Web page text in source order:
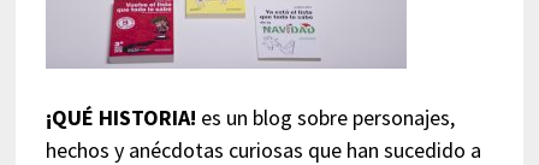
¡QUÉ HISTORIA! es un blog sobre personajes,
hechos y anécdotas curiosas que han sucedido a